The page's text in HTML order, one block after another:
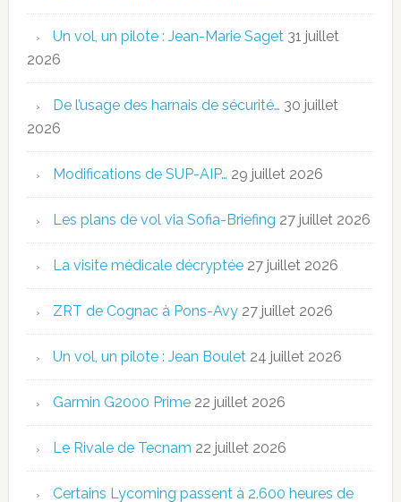
Un vol, un pilote : Jean-Marie Saget 31 juillet
2026
De l’usage des harnais de sécurité… 30 juillet
2026
Modifications de SUP-AIP… 29 juillet 2026
Les plans de vol via Sofia-Briefing 27 juillet 2026
La visite médicale décryptée 27 juillet 2026
ZRT de Cognac à Pons-Avy 27 juillet 2026
Un vol, un pilote : Jean Boulet 24 juillet 2026
Garmin G2000 Prime 22 juillet 2026
Le Rivale de Tecnam 22 juillet 2026
Certains Lycoming passent à 2.600 heures de